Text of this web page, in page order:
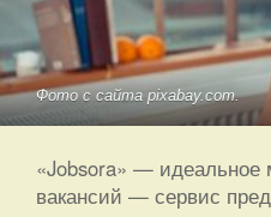
Фото с сайта pixabay.com.
«Jobsora» — идеальное
вакансий — сервис